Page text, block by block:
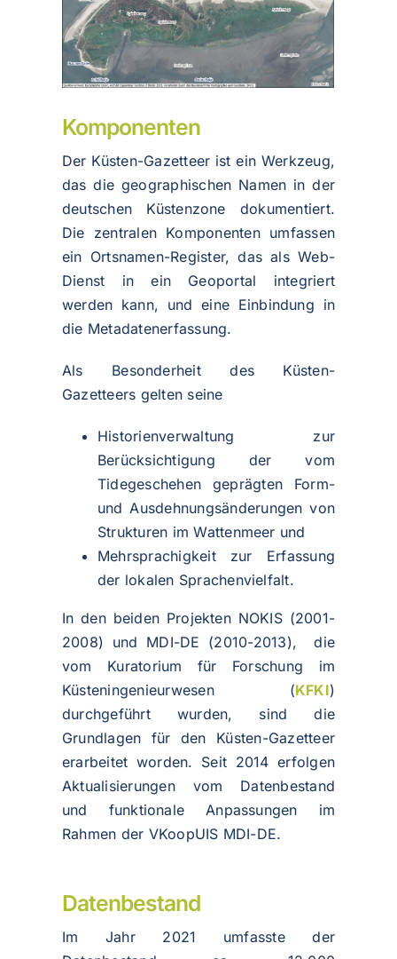
Komponenten
Der Küsten-Gazetteer ist ein Werkzeug,
das die geographischen Namen in der
deutschen Küstenzone dokumentiert.
Die zentralen Komponenten umfassen
ein Ortsnamen-Register, das als Web-
Dienst in ein Geoportal integriert
werden kann, und eine Einbindung in
die Metadatenerfassung.
Als Besonderheit des Küsten-
Gazetteers gelten seine
Historienverwaltung zur
Berücksichtigung der vom
Tidegeschehen geprägten Form-
und Ausdehnungsänderungen von
Strukturen im Wattenmeer und
Mehrsprachigkeit zur Erfassung
der lokalen Sprachenvielfalt.
In den beiden Projekten NOKIS (2001-
2008) und MDI-DE (2010-2013), die
vom Kuratorium für Forschung im
Küsteningenieurwesen (KFKI)
durchgeführt wurden, sind die
Grundlagen für den Küsten-Gazetteer
erarbeitet worden. Seit 2014 erfolgen
Aktualisierungen vom Datenbestand
und funktionale Anpassungen im
Rahmen der VKoopUIS MDI-DE.
Datenbestand
Im Jahr 2021 umfasste der